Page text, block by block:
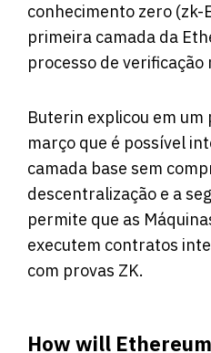
conhecimento zero (zk-
primeira camada da
processo de verificação
Buterin explicou em um
março que é possível
camada base sem
descentralização e a
permite que as
executem contratos
com provas ZK.
How will